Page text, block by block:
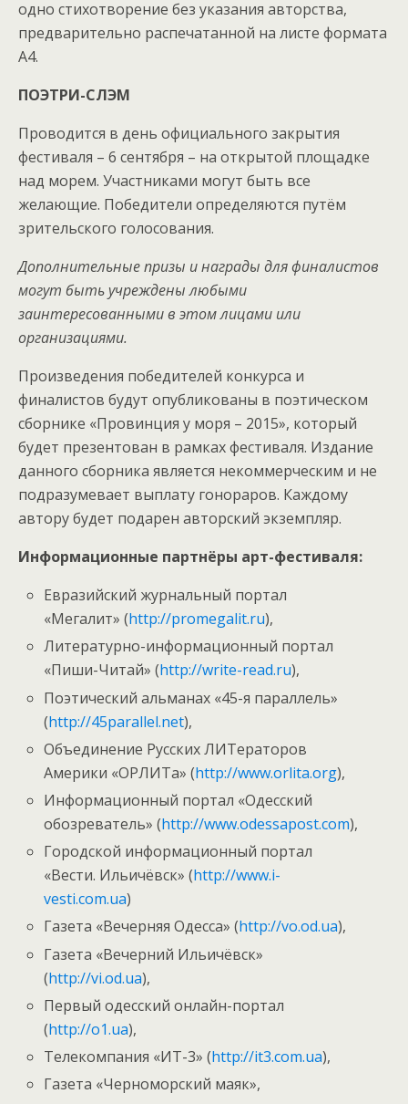
одно стихотворение без указания авторства,
предварительно распечатанной на листе формата
А4.
ПОЭТРИ-СЛЭМ
Проводится в день официального закрытия
фестиваля – 6 сентября – на открытой площадке
над морем. Участниками могут быть все
желающие. Победители определяются путём
зрительского голосования.
Дополнительные призы и награды для финалистов
могут быть учреждены любыми
заинтересованными в этом лицами или
организациями.
Произведения победителей конкурса и
финалистов будут опубликованы в поэтическом
сборнике «Провинция у моря – 2015», который
будет презентован в рамках фестиваля. Издание
данного сборника является некоммерческим и не
подразумевает выплату гонораров. Каждому
автору будет подарен авторский экземпляр.
Информационные партнёры арт-фестиваля:
Евразийский журнальный портал
«Мегалит» (http://promegalit.ru),
Литературно-информационный портал
«Пиши-Читай» (http://write-read.ru),
Поэтический альманах «45-я параллель»
(http://45parallel.net),
Объединение Русских ЛИТераторов
Америки «ОРЛИТа» (http://www.orlita.org),
Информационный портал «Одесский
обозреватель» (http://www.odessapost.com),
Городской информационный портал
«Вести. Ильичёвск» (http://www.i-
vesti.com.ua)
Газета «Вечерняя Одесса» (http://vo.od.ua),
Газета «Вечерний Ильичёвск»
(http://vi.od.ua),
Первый одесский онлайн-портал
(http://o1.ua),
Телекомпания «ИТ-3» (http://it3.com.ua),
Газета «Черноморский маяк»,